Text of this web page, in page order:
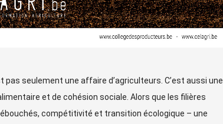
pas seulement une affaire d’agriculteurs. C’est aussi une
et de cohésion sociale. Alors que les filières
compétitivité et transition écologique – une